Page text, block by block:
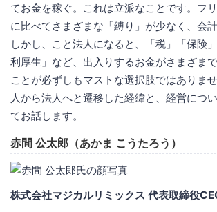
てお金を稼ぐ。これは立派なことです。フ
に比べてさまざまな「縛り」が少なく、会計
しかし、こと法人になると、「税」「保険
利厚生」など、出入りするお金がさまざま
ことが必ずしもマストな選択肢ではありま
人から法人へと遷移した経緯と、経営につ
てお話します。
赤間 公太郎（あかま こうたろう）
株式会社マジカルリミックス 代表取締役